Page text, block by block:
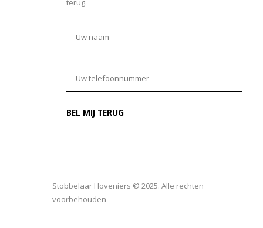
terug.
Stobbelaar Hoveniers © 2025. Alle rechten
voorbehouden